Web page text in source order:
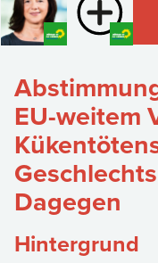
EU-weitem
Dagegen
Hintergrund